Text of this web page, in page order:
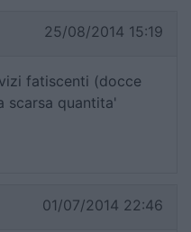
25/08/2014 15:19
fatiscenti (docce
scarsa quantita'
01/07/2014 22:46